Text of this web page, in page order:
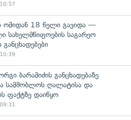
ომიდან 18 წელი გავიდა —
სახელმწიფოების საგარეო
განცხადებები
ბარამიძის განცხადებაზე
სამშობლოს ღალატისა და
ფაქტზე დაიწყო